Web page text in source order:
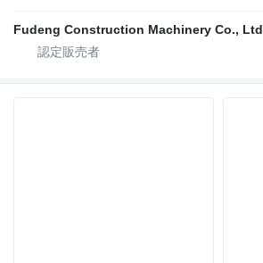
Fudeng Construction Machinery Co., Ltd